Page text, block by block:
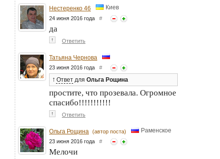
Нестеренко 46 Киев
24 июня 2016 года #
да
↑ Ответить
Татьяна Чернова
23 июня 2016 года #
↑ Ответ для Ольга Рощина
простите, что прозевала. Огромное
спасибо!!!!!!!!!!!
↑ Ответить
Ольга Рощина (автор поста) Раменское
23 июня 2016 года #
Мелочи